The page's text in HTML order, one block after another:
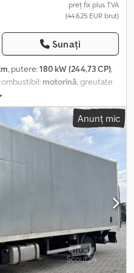
preț fix plus TVA
(44.625 EUR brut)
Sunați
, putere:180 kW (244,73 CP),
motorină, greutate
axe
Euro 6, Dotări:aer condiționat,
site-ul nostru, unde puteți
cu multe alte fotografii și
DAF LF 250FA Palfinger
proprietar Prima înmatriculare:
totală tehnică admisă
11.900 Greutate proprie
ȘI TRANSMISIE: 6.700
manuală Intarder: NU
R 17,5 Configurație axe: 4x2
Frâne pe disc
pe axa față (kg): 4.480
șofer cu suspensie Volan
Anunț mic